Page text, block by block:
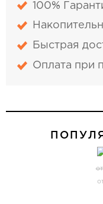
100%
Быстрая
Оплата при